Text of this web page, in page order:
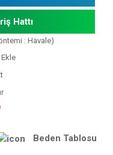
Hattı
: Havale)
Beden Tablosu